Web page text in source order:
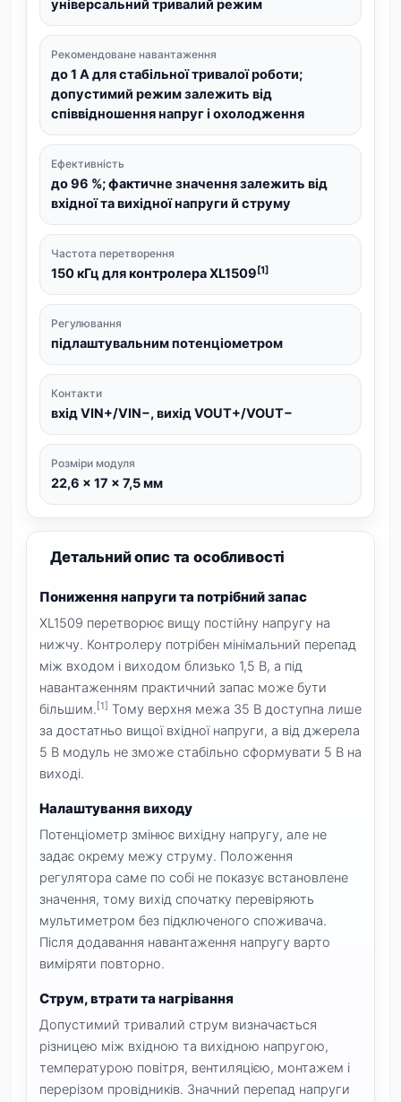
універсальний тривалий режим
Рекомендоване навантаження
до 1 А для стабільної тривалої роботи;
допустимий режим залежить від
співвідношення напруг і охолодження
Ефективність
до 96 %; фактичне значення залежить від
вхідної та вихідної напруги й струму
Частота перетворення
150 кГц для контролера XL1509[1]
Регулювання
підлаштувальним потенціометром
Контакти
вхід VIN+/VIN−, вихід VOUT+/VOUT−
Розміри модуля
22,6 × 17 × 7,5 мм
Детальний опис та особливості
Пониження напруги та потрібний запас
XL1509 перетворює вищу постійну напругу на
нижчу. Контролеру потрібен мінімальний перепад
між входом і виходом близько 1,5 В, а під
навантаженням практичний запас може бути
більшим.[1] Тому верхня межа 35 В доступна лише
за достатньо вищої вхідної напруги, а від джерела
5 В модуль не зможе стабільно сформувати 5 В на
виході.
Налаштування виходу
Потенціометр змінює вихідну напругу, але не
задає окрему межу струму. Положення
регулятора саме по собі не показує встановлене
значення, тому вихід спочатку перевіряють
мультиметром без підключеного споживача.
Після додавання навантаження напругу варто
виміряти повторно.
Струм, втрати та нагрівання
Допустимий тривалий струм визначається
різницею між вхідною та вихідною напругою,
температурою повітря, вентиляцією, монтажем і
перерізом провідників. Значний перепад напруги